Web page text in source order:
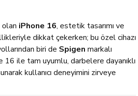
olan iPhone 16, estetik tasarımı ve
dikkat çekerken; bu özel cihazı
biri de Spigen markalı
16 ile tam uyumlu, darbelere dayanıklı
kullanıcı deneyimini zirveye